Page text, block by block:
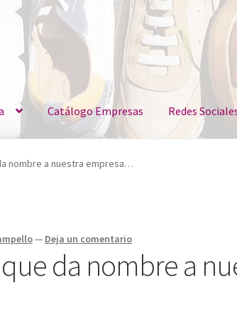
Catálogo Empresas Redes
nombre a nuestra empresa…
— Deja un comentario
da nombre a